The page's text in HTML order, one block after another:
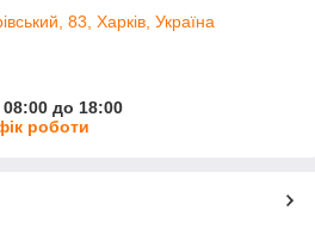
83, Харків, Україна
до 18:00
роботи